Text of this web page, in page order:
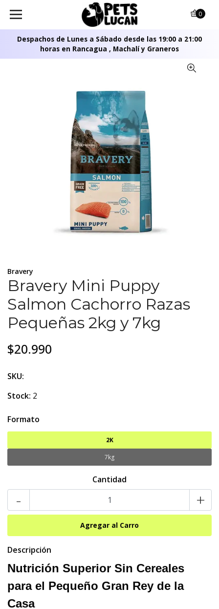
Despachos de Lunes a Sábado desde las 19:00 a 21:00
horas en Rancagua , Machalí y Graneros
0
Bravery
Bravery Mini Puppy
Salmon Cachorro Razas
Pequeñas 2kg y 7kg
$20.990
SKU:
Stock: 2
Formato
2K
7kg
Cantidad
- +
Descripción
Nutrición Superior Sin Cereales
para el Pequeño Gran Rey de la
Casa